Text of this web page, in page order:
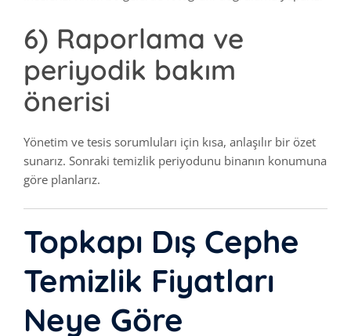
6) Raporlama ve
periyodik bakım
önerisi
Yönetim ve tesis sorumluları için kısa, anlaşılır bir özet
sunarız. Sonraki temizlik periyodunu binanın konumuna
göre planlarız.
Topkapı Dış Cephe
Temizlik Fiyatları
Neye Göre